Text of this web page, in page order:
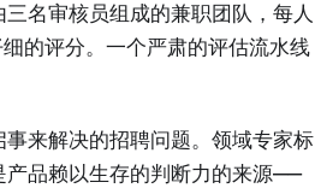
名审核员组成的兼职团队，每人
的评分。一个严肃的评估流水线
来解决的招聘问题。领域专家标
产品赖以生存的判断力的来源——